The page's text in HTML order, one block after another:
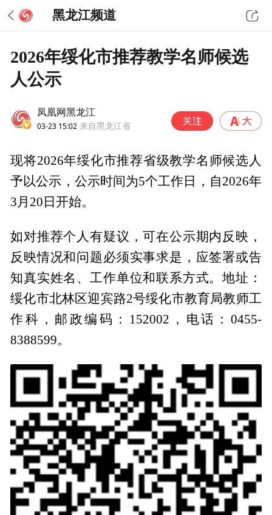
黑龙江频道
2026年绥化市推荐教学名师候选
人公示
凤凰网黑龙江
03-23 15:02 来自黑龙江省
现将2026年绥化市推荐省级教学名师候选人
予以公示，公示时间为5个工作日，自2026年
3月20日开始。
如对推荐个人有疑议，可在公示期内反映，
反映情况和问题必须实事求是，应签署或告
知真实姓名、工作单位和联系方式。地址：
绥化市北林区迎宾路2号绥化市教育局教师工
作科，邮政编码：152002，电话：0455-
8388599。